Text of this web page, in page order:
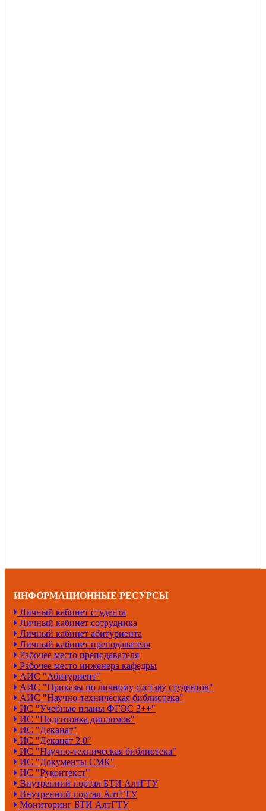
ИНФОРМАЦИОННЫЕ РЕСУРСЫ
Личный кабинет студента
Личный кабинет сотрудника
Личный кабинет абитуриента
Личный кабинет преподавателя
Рабочее место преподавателя
Рабочее место инженера кафедры
АИС "Абитуриент"
АИС "Приказы по личному составу студентов"
АИС "Научно-техническая библиотека"
ИС "Учебные планы ФГОС 3++"
ИС "Подготовка дипломов"
ИС "Деканат"
ИС "Деканат 2.0"
ИС "Научно-техническая библиотека"
ИС "Документы СМК"
ИС "Руконтекст"
Внутренний портал БТИ АлтГТУ
Внутренний портал АлтГТУ
Мониторинг БТИ АлтГТУ